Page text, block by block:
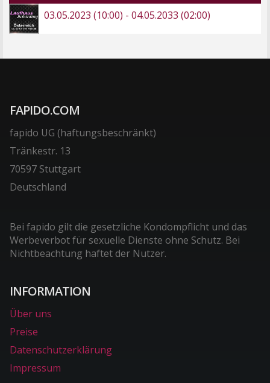
03.05.2023 (10:00) - 04.05.2033 (02:00)
FAPIDO.COM
fapido UG (haftungsbeschränkt)
Tränkestr. 13
70597 Stuttgart
Deutschland
Bei fapido gilt die gesetzliche Kondompflicht und das
Werbeverbot für sexuelle Dienste ohne Schutz. Bei
Nichtbeachtung haftet der Nutzer.
INFORMATION
Über uns
Preise
Datenschutzerklärung
Impressum